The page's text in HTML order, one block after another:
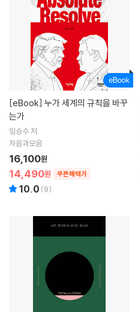
[eBook]
는가
임승수 저
자음과모음
14,490원 쿠폰혜택가
16,100원
10.0 (9)